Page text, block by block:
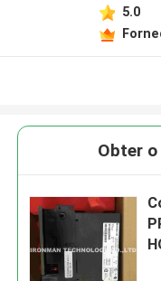
5.0
Obter